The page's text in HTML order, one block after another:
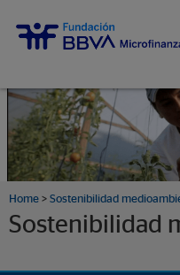
Home > Sostenibilidad
Sostenibilidad